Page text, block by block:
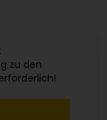
zu den